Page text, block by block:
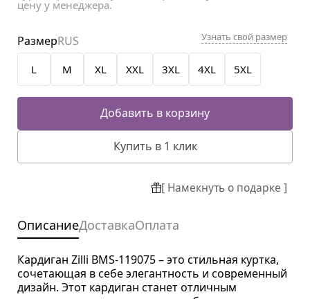
цену у менеджера.
L M XL XXL 3XL 4XL 5XL
РазмерRUS Узнать свой размер
Добавить в корзину
Купить в 1 клик
[ Намекнуть о подарке ]
ОписаниеДоставкаОплата
Кардиган Zilli BMS-119075 – это стильная куртка,
сочетающая в себе элегантность и современный
дизайн. Этот кардиган станет отличным